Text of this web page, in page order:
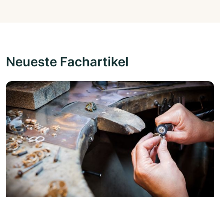
Neueste Fachartikel